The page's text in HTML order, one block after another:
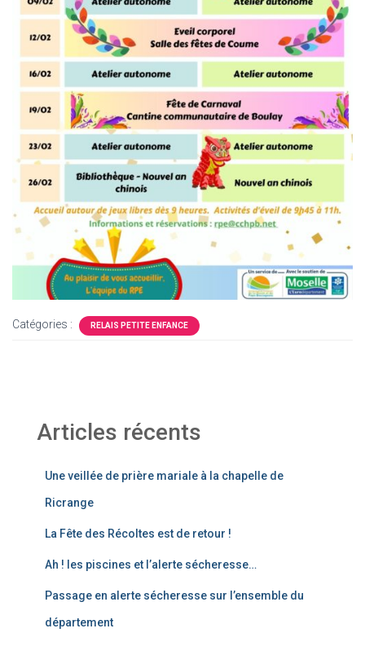
Catégories : RELAIS PETITE ENFANCE
Articles récents
Une veillée de prière mariale à la chapelle de
Ricrange
La Fête des Récoltes est de retour !
Ah ! les piscines et l’alerte sécheresse…
Passage en alerte sécheresse sur l’ensemble du
département